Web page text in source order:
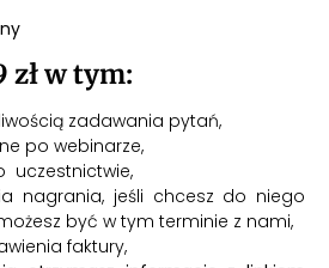
zł w tym:
zadawania pytań,
po webinarze,
uczestnictwie,
nagrania, jeśli chcesz do niego
być w tym terminie z nami,
faktury,